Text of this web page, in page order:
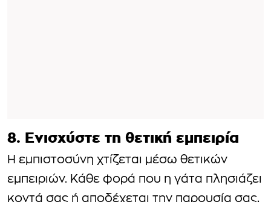
8. Ενισχύστε τη θετική εμπειρία
Η εμπιστοσύνη χτίζεται μέσω θετικών
εμπειριών. Κάθε φορά που η γάτα πλησιάζει
κοντά σας ή αποδέχεται την παρουσία σας,